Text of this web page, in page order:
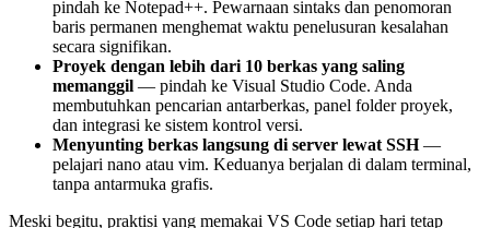
pindah ke Notepad++. Pewarnaan sintaks dan penomoran
baris permanen menghemat waktu penelusuran kesalahan
secara signifikan.
Proyek dengan lebih dari 10 berkas yang saling
memanggil — pindah ke Visual Studio Code. Anda
membutuhkan pencarian antarberkas, panel folder proyek,
dan integrasi ke sistem kontrol versi.
Menyunting berkas langsung di server lewat SSH—
pelajari nano atau vim. Keduanya berjalan di dalam terminal,
tanpa antarmuka grafis.
Meski begitu, praktisi yang memakai VS Code setiap hari tetap